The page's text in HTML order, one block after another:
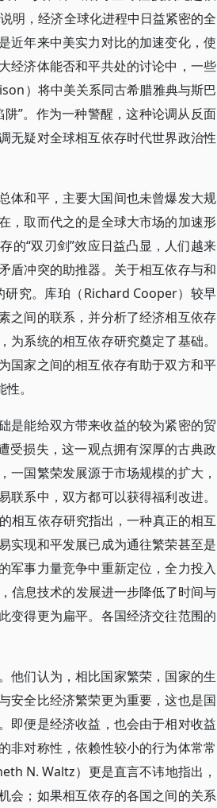
明，经济全球化进程中日益紧密的全
近年来中美实力对比的加速变化，使
经济体能否和平共处的讨论中，一些
）将中美关系同古希腊雅典与斯巴
”。作为一种警醒，这种论调从反面
无疑对全球相互依存时代世界政治性
体和平，主要大国间也未曾爆发大规
，取而代之的是全球大市场的加速形
的“双刃剑”效应日益凸显，人们越来
盾冲突的助推器。关于相互依存与和
究。库珀（Richard Cooper）较早
之间的联系，并分析了经济相互依存
系统的相互依存研究奠定了基础。
国家之间的相互依存有助于双方和平
。
是能给双方带来收益的较为紧密的贸
受损失，这一观点拥有深厚的古典政
国繁荣发展源于市场规模的扩大，
系中，双方都可以获得福利改进。
相互依存研究指出，一种真正的相互
实现和平发展已成为通往繁荣甚至是
军事力量竞争中重新定位，全力投入
信息技术的发展进一步降低了时间与
变得更为扁平。各国经济交往范围的
他们认为，相比国家繁荣，国家的生
安全比经济繁荣更为重要，这也是国
即便是经济收益，也会由于相对收益
非对称性，依赖性较小的行为体常常
N. Waltz）更是直言不讳地指出，
会；如果相互依存的各国之间的关系